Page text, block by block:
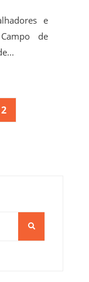
e
de
...
2